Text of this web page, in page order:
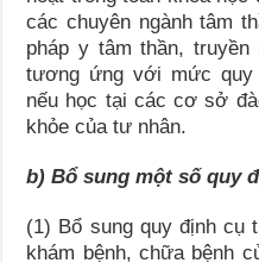
các chuyên ngành tâm
pháp y tâm thần,
tương ứng với mức quy
nếu học tại các cơ sở
khỏe của tư nhân.
b) Bổ sung một số quy
(1) Bổ sung quy định
khám bệnh, chữa bệnh